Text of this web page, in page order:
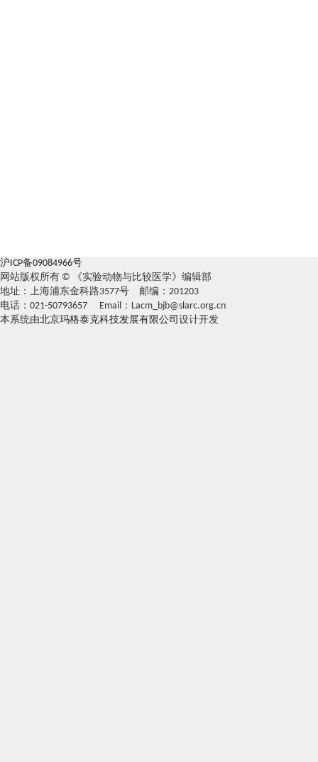
沪ICP备09084966号
网站版权所有 © 《实验动物与比较医学》编辑部
地址：上海浦东金科路3577号 邮编：201203
电话：021-50793657 Email：Lacm_bjb@slarc.org.cn
本系统由北京玛格泰克科技发展有限公司 设计开发